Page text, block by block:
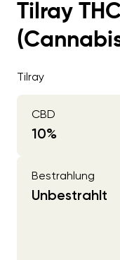
Tilray
Tilray
CBD
10%
Bestrahlung
Unbestrahlt